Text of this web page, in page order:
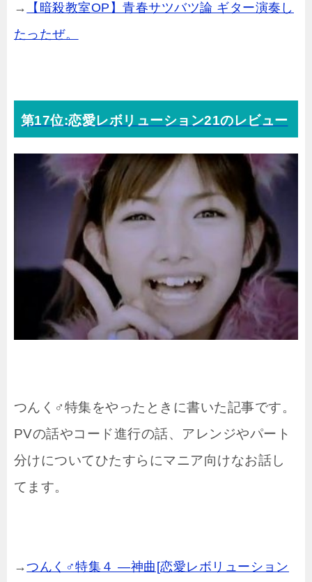
→
【暗殺教室OP】青春サツバツ論 ギター演奏し
たったぜ。
第17位:恋愛レボリューション21のレビュー
つんく♂特集をやったときに書いた記事です。
PVの話やコード進行の話、アレンジやパート
分けについてひたすらにマニア向けなお話し
てます。
→つんく♂特集４ —神曲[恋愛レボリューション